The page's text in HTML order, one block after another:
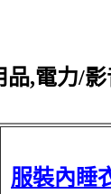
,電力/
服裝內睡